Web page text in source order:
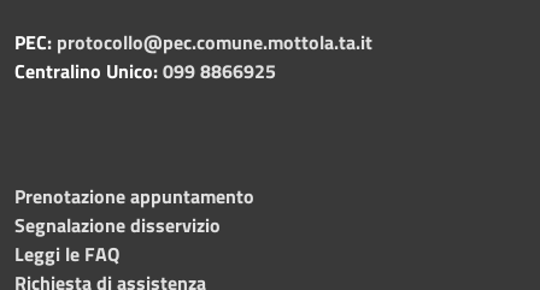
PEC: protocollo@pec.comune.mottola.ta.it
Centralino Unico:099 8866925
Prenotazione appuntamento
Segnalazione disservizio
Leggi le FAQ
Richiesta di assistenza